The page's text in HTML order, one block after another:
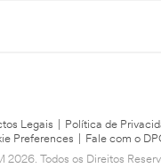
Legais Política de
Preferences
Fale com o
2026. Todos os Direitos